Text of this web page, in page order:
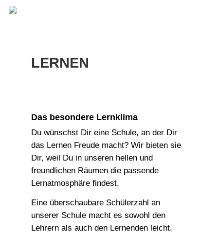
Skip
LERNEN
Das besondere Lernklima
Du wünschst Dir eine Schule, an der Dir
das Lernen Freude macht? Wir bieten sie
Dir, weil Du in unseren hellen und
freundlichen Räumen die passende
Lernatmosphäre findest.
Eine überschaubare Schülerzahl an
unserer Schule macht es sowohl den
Lehrern als auch den Lernenden leicht,